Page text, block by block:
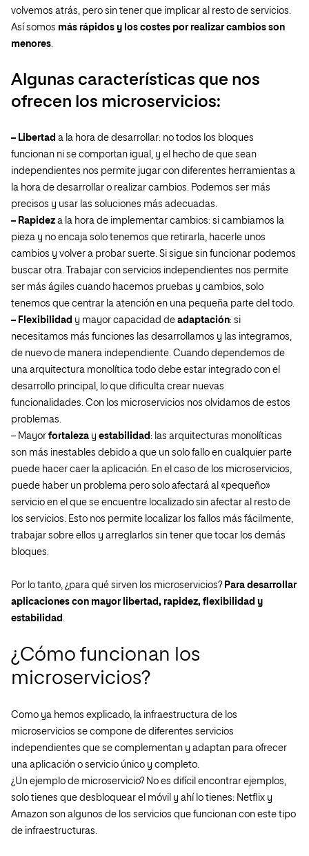
volvemos atrás, pero sin tener que implicar al resto de servicios.
Así somos más rápidos y los costes por realizar cambios son
menores.
Algunas características que nos
ofrecen los microservicios:
– Libertad a la hora de desarrollar: no todos los bloques
funcionan ni se comportan igual, y el hecho de que sean
independientes nos permite jugar con diferentes herramientas a
la hora de desarrollar o realizar cambios. Podemos ser más
precisos y usar las soluciones más adecuadas.
– Rapidez a la hora de implementar cambios: si cambiamos la
pieza y no encaja solo tenemos que retirarla, hacerle unos
cambios y volver a probar suerte. Si sigue sin funcionar podemos
buscar otra. Trabajar con servicios independientes nos permite
ser más ágiles cuando hacemos pruebas y cambios, solo
tenemos que centrar la atención en una pequeña parte del todo.
– Flexibilidad y mayor capacidad de adaptación: si
necesitamos más funciones las desarrollamos y las integramos,
de nuevo de manera independiente. Cuando dependemos de
una arquitectura monolítica todo debe estar integrado con el
desarrollo principal, lo que dificulta crear nuevas
funcionalidades. Con los microservicios nos olvidamos de estos
problemas.
– Mayor fortaleza y estabilidad : las arquitecturas monolíticas
son más inestables debido a que un solo fallo en cualquier parte
puede hacer caer la aplicación. En el caso de los microservicios,
puede haber un problema pero solo afectará al «pequeño»
servicio en el que se encuentre localizado sin afectar al resto de
los servicios. Esto nos permite localizar los fallos más fácilmente,
trabajar sobre ellos y arreglarlos sin tener que tocar los demás
bloques.
Por lo tanto, ¿para qué sirven los microservicios? Para desarrollar
aplicaciones con mayor libertad, rapidez, flexibilidad y
estabilidad .
¿Cómo funcionan los
microservicios?
Como ya hemos explicado, la infraestructura de los
microservicios se compone de diferentes servicios
independientes que se complementan y adaptan para ofrecer
una aplicación o servicio único y completo.
¿Un ejemplo de microservicio? No es difícil encontrar ejemplos,
solo tienes que desbloquear el móvil y ahí lo tienes: Netflix y
Amazon son algunos de los servicios que funcionan con este tipo
de infraestructuras.